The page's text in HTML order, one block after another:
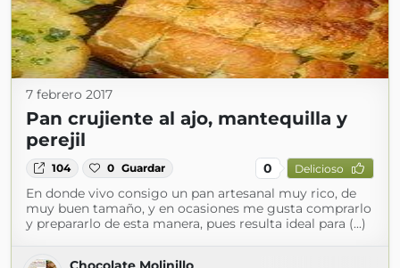
7 febrero 2017
Pan crujiente al ajo, mantequilla y
perejil
104 0 Guardar 0 Delicioso
En donde vivo consigo un pan artesanal muy rico, de
muy buen tamaño, y en ocasiones me gusta comprarlo
y prepararlo de esta manera, pues resulta ideal para (...)